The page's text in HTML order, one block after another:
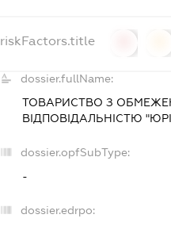
riskFactors.title
dossier.fullName:
ТОВАРИСТВО З
ВІДПОВІДАЛЬНІСТЮ
dossier.opfSubType:
-
dossier.edrpo: